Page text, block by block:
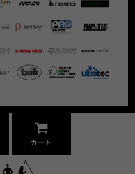
カート